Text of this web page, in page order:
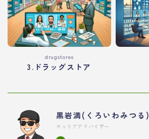
drugstores
3.ドラッグストア
黒岩満(くろいわみつる)
キャリアアドバイザー